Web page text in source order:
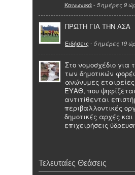
Κοινωνικά- 5 ημέρες 9
ΠΡΩΤΗ ΓΙΑ ΤΗΝ ΑΣΑ
Ειδήσεις - 5 ημέρες 19
Στο νομοσχέδιο για
των δημοτικών
ανώνυμες
ΕΥΑΘ, που
αντιτίθενται
περιβαλλοντικές
δημοτικές αρχές και
επιχειρήσεις
Τελευταίες Θεάσεις